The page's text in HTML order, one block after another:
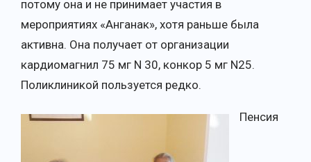
потому она и не принимает участия в
мероприятиях «Анганак», хотя раньше была
активна. Она получает от организации
кардиомагнил 75 мг N 30, конкор 5 мг N25.
Поликлиникой пользуется редко.
Пенсия